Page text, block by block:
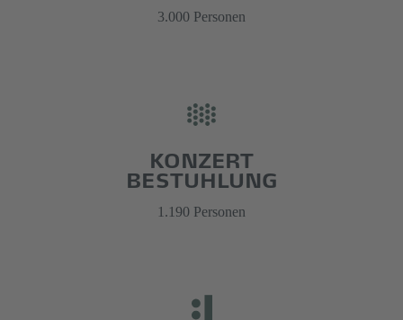
3.000 Personen
KONZERT
BESTUHLUNG
1.190 Personen